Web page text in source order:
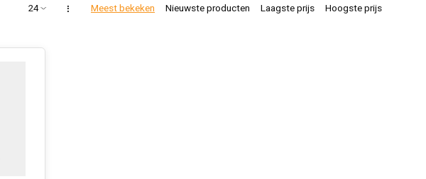
Meest bekeken Nieuwste producten Laagste prijs Hoogste prijs